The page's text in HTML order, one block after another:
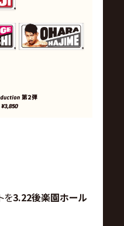
を3.22後楽園ホール